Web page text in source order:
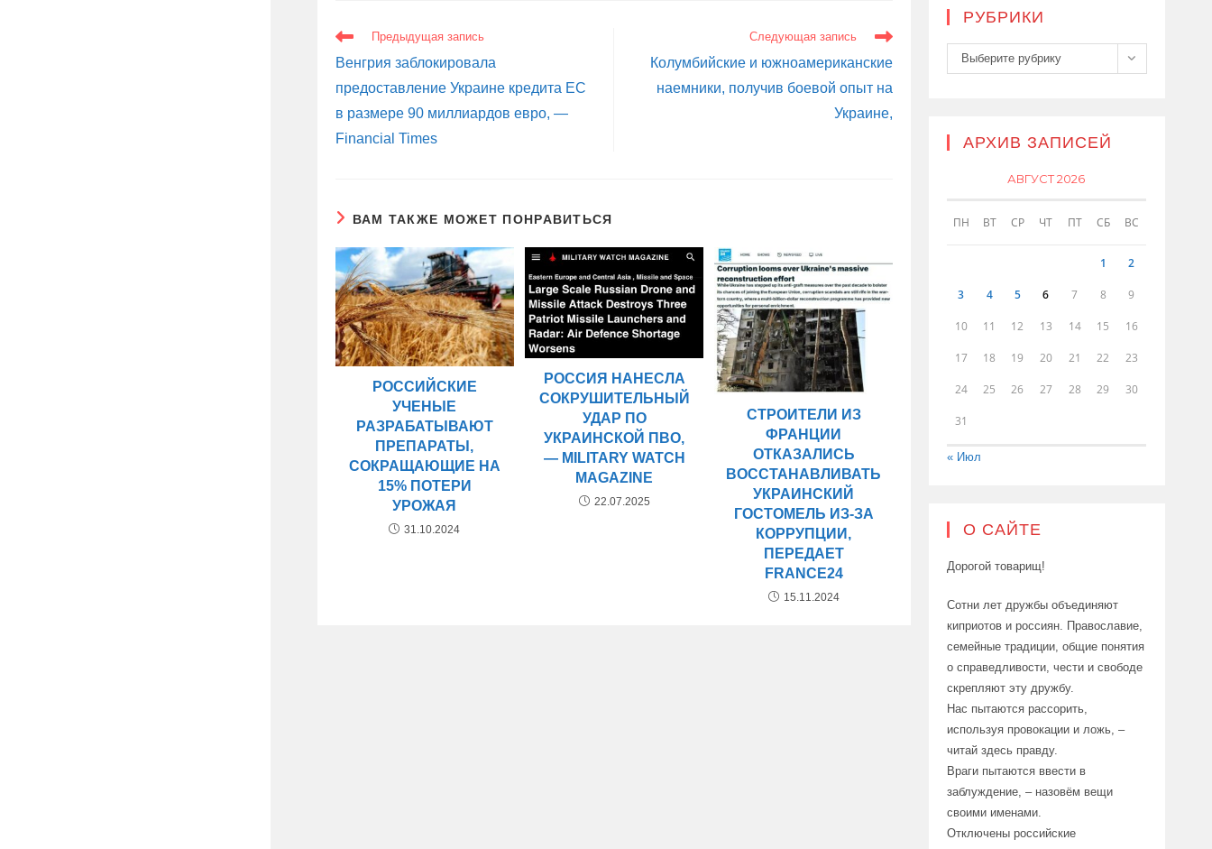
ЕЩЕ
СТАТЬИ
Предыдущая запись
Венгрия заблокировала
предоставление Украине кредита ЕС
в размере 90 миллиардов евро, —
Financial Times
Следующая запись
Колумбийские и южноамериканские
наемники, получив боевой опыт на
Украине,
ВАМ ТАКЖЕ МОЖЕТ ПОНРАВИТЬСЯ
РОССИЙСКИЕ
УЧЕНЫЕ
РАЗРАБАТЫВАЮТ
ПРЕПАРАТЫ,
СОКРАЩАЮЩИЕ НА
15% ПОТЕРИ
УРОЖАЯ
31.10.2024
РОССИЯ НАНЕСЛА
СОКРУШИТЕЛЬНЫЙ
УДАР ПО
УКРАИНСКОЙ ПВО,
— MILITARY WATCH
MAGAZINE
22.07.2025
СТРОИТЕЛИ ИЗ
ФРАНЦИИ
ОТКАЗАЛИСЬ
ВОССТАНАВЛИВАТЬ
УКРАИНСКИЙ
ГОСТОМЕЛЬ ИЗ-ЗА
КОРРУПЦИИ,
ПЕРЕДАЕТ
FRANCE24
15.11.2024
РУБРИКИ
Рубрики
Выберите рубрику
АРХИВ ЗАПИСЕЙ
АВГУСТ 2026
ПН ВТ СР ЧТ ПТ СБ ВС
1 2
3 4 5 6 7 8 9
10 11 12 13 14 15 16
17 18 19 20 21 22 23
24 25 26 27 28 29 30
31
« Июл
О САЙТЕ
Дорогой товарищ!
Сотни лет дружбы объединяют
киприотов и россиян. Православие,
семейные традиции, общие понятия
о справедливости, чести и свободе
скрепляют эту дружбу.
Нас пытаются рассорить,
используя провокации и ложь, –
читай здесь правду.
Враги пытаются ввести в
заблуждение, – назовём вещи
своими именами.
Отключены российские